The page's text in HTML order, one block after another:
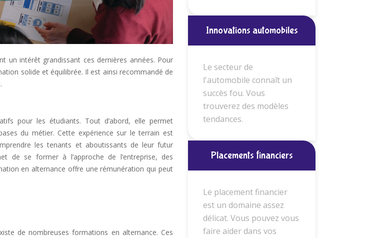
un intérêt grandissant ces dernières années. Pour
solide et équilibrée. Il est ainsi recommandé de
pour les étudiants. Tout d’abord, elle permet
du métier. Cette expérience sur le terrain est
les tenants et aboutissants de leur futur
de se former à l’approche de l’entreprise, des
en alternance offre une rémunération qui peut
de nombreuses formations en alternance. Ces
Innovations automobiles
Le secteur de
l'automobile connaît un
succès fou. Vous
trouverez des modèles
tendances.
Placements financiers
Le placement financier
est un domaine assez
délicat. Vous pouvez vous
faire aider dans vos